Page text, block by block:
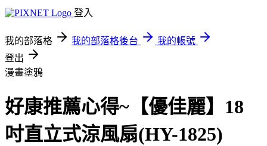
登入
我的部落格 我的部落格後台
我的帳號
登出
漫畫塗鴉
好康推薦心得~【優佳麗】18
吋直立式涼風扇(HY-1825)